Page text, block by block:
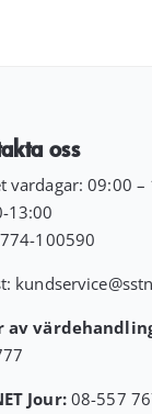
oss
vardagar: 09:00
13:00
100590
kundservice
av
Jour:08-557